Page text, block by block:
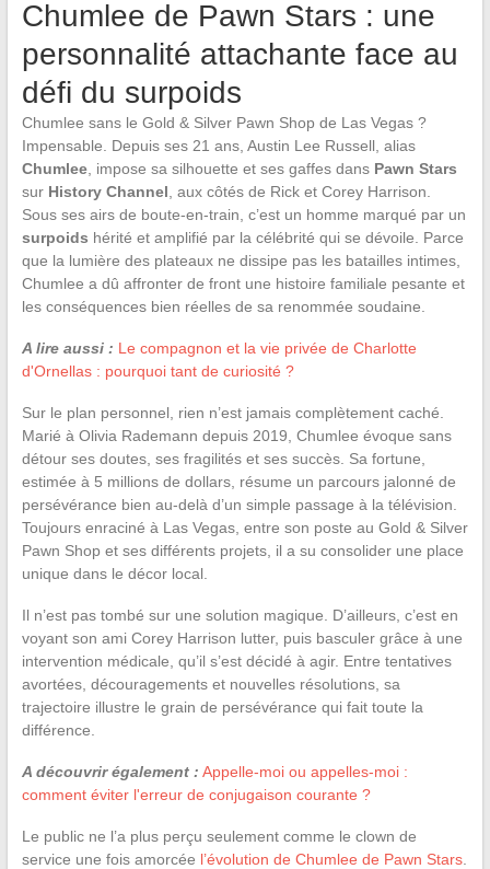
Chumlee de Pawn Stars : une
personnalité attachante face au
défi du surpoids
Chumlee sans le Gold & Silver Pawn Shop de Las Vegas ?
Impensable. Depuis ses 21 ans, Austin Lee Russell, alias
Chumlee, impose sa silhouette et ses gaffes dans Pawn Stars
sur History Channel , aux côtés de Rick et Corey Harrison.
Sous ses airs de boute-en-train, c’est un homme marqué par un
surpoids hérité et amplifié par la célébrité qui se dévoile. Parce
que la lumière des plateaux ne dissipe pas les batailles intimes,
Chumlee a dû affronter de front une histoire familiale pesante et
les conséquences bien réelles de sa renommée soudaine.
A lire aussi : Le compagnon et la vie privée de Charlotte
d'Ornellas : pourquoi tant de curiosité ?
Sur le plan personnel, rien n’est jamais complètement caché.
Marié à Olivia Rademann depuis 2019, Chumlee évoque sans
détour ses doutes, ses fragilités et ses succès. Sa fortune,
estimée à 5 millions de dollars, résume un parcours jalonné de
persévérance bien au-delà d’un simple passage à la télévision.
Toujours enraciné à Las Vegas, entre son poste au Gold & Silver
Pawn Shop et ses différents projets, il a su consolider une place
unique dans le décor local.
Il n’est pas tombé sur une solution magique. D’ailleurs, c’est en
voyant son ami Corey Harrison lutter, puis basculer grâce à une
intervention médicale, qu’il s’est décidé à agir. Entre tentatives
avortées, découragements et nouvelles résolutions, sa
trajectoire illustre le grain de persévérance qui fait toute la
différence.
A découvrir également : Appelle-moi ou appelles-moi :
comment éviter l'erreur de conjugaison courante ?
Le public ne l’a plus perçu seulement comme le clown de
service une fois amorcée l’évolution de Chumlee de Pawn Stars.